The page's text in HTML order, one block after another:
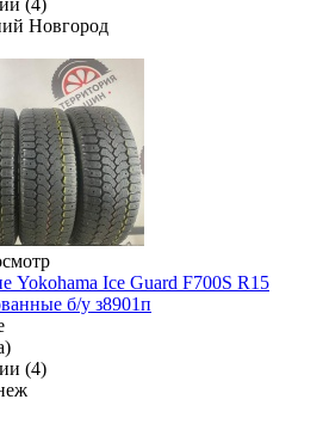
(4)
Новгород
Ice Guard F700S R15
б/у з8901п
(4)